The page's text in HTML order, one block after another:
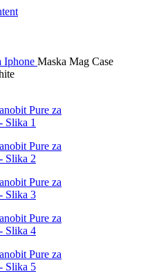
Iphone Maska Mag Case